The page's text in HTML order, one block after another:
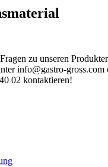
zu unseren
info@gastro-gross.com
02 kontaktieren!